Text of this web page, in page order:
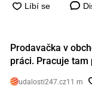
Prodavačka v
práci. Pracuje
udalosti247.cz11 m